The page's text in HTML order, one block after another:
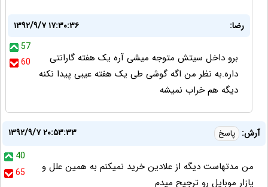
رضا:
۱۳۹۲/۹/۷ ۱۷:۳۰:۳۶
57
60
برو داخل سیتش متوجه میشی آره یک هفته گارانتی
داره.به نظر من اگه گوشی طی یک هفته عیبی پیدا نکنه
دیگه هم خراب نمیشه
آرش: پاسخ
۱۳۹۲/۹/۷ ۲۰:۵۳:۳۳
40
65
من مدتهاست دیگه از علادین خرید نمیکنم به همین علل و
یازار موبایل رو ترجیح میدم